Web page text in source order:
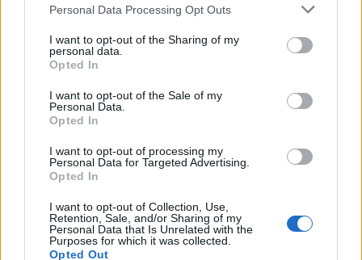
Personal Data Processing Opt Outs
I want to opt-out of the Sharing of my
personal data.
Opted In
I want to opt-out of the Sale of my
Personal Data.
Opted In
I want to opt-out of processing my
Personal Data for Targeted Advertising.
Opted In
I want to opt-out of Collection, Use,
Retention, Sale, and/or Sharing of my
Personal Data that Is Unrelated with the
Purposes for which it was collected.
Opted Out
EMERGENZA CALDO